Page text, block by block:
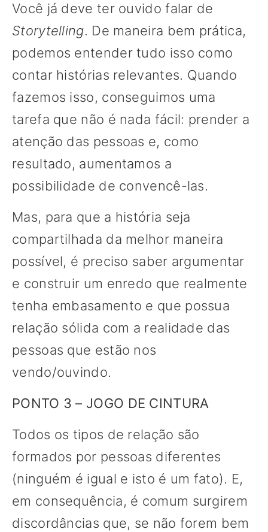
Você já deve ter ouvido falar de
Storytelling. De maneira bem prática,
podemos entender tudo isso como
contar histórias relevantes. Quando
fazemos isso, conseguimos uma
tarefa que não é nada fácil: prender a
atenção das pessoas e, como
resultado, aumentamos a
possibilidade de convencê-las.
Mas, para que a história seja
compartilhada da melhor maneira
possível, é preciso saber argumentar
e construir um enredo que realmente
tenha embasamento e que possua
relação sólida com a realidade das
pessoas que estão nos
vendo/ouvindo.
PONTO 3 – JOGO DE CINTURA
Todos os tipos de relação são
formados por pessoas diferentes
(ninguém é igual e isto é um fato). E,
em consequência, é comum surgirem
discordâncias que, se não forem bem